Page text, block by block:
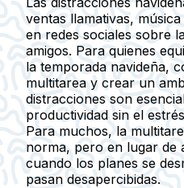
ventas llamativas,
en redes sociales sobre
amigos. Para quienes
la temporada navideña,
multitarea y crear un
distracciones son
productividad sin el
Para muchos, la
norma, pero en lugar de
cuando los planes se
pasan desapercibidas.